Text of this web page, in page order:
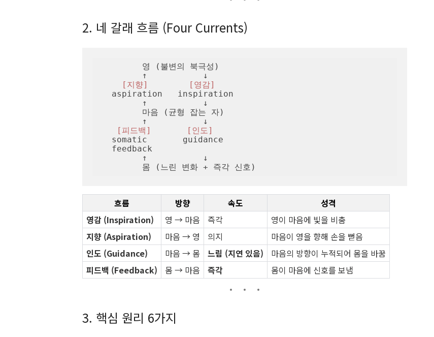
2. 네 갈래 흐름 (Four Currents)
[지향]
[영감]
[피드백]
[인도]
         몸 (느린 변화 + 즉각 신호)
흐름 방향 속도
성격
영감 (Inspiration)
영 → 마음 즉각
영이 마음에 빛을 비춤
지향 (Aspiration)
마음 → 영 의지
마음이 영을 향해 손을 뻗음
인도 (Guidance)
마음 → 몸 느림 (지연 있음)
마음의 방향이 누적되어 몸을 바꿈
피드백 (Feedback)
몸 → 마음 즉각 몸이 마음에 신호를 보냄
3. 핵심 원리 6가지